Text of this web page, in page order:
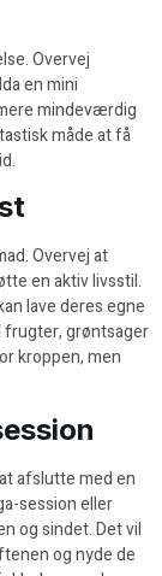
Overvej
en mini
mindeværdig
måde at få
Overvej at
en aktiv livsstil.
lave deres egne
frugter, grøntsager
kroppen, men
afslutte med en
session eller
og sindet. Det vil
og nyde de